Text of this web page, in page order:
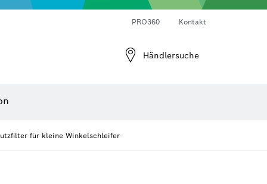
PRO360 Kontakt
Händlersuche
für kleine Winkelschleifer